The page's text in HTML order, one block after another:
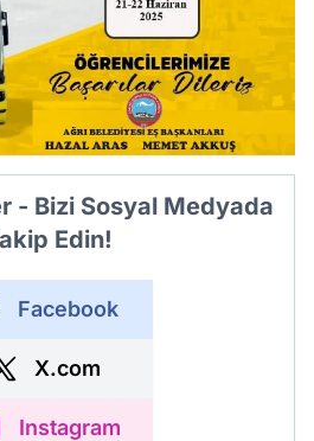
- Bizi Sosyal Medyada
Edin!
Facebook
X.com
Instagram